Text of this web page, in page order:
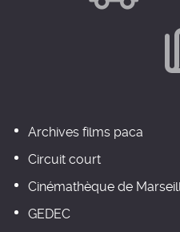
Archives films paca
Circuit court
Cinémathèque de
GEDEC